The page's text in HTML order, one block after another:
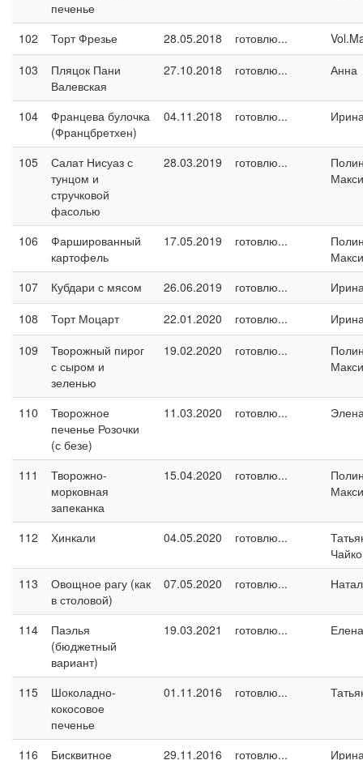
печенье
102 Торт Фрезье 28.05.2018 готовлю...
103
Пляцок Пани
Валевская
27.10.2018 готовлю... Анна
104
Францева булочка
(Францбретхен)
04.11.2018 готовлю...
105
Салат Нисуаз с
тунцом и
стручковой
фасолью
28.03.2019 готовлю...
106
Фаршированный
картофель
17.05.2019 готовлю...
107
Кубдари с мясом 26.06.2019 готовлю...
108
Торт Моцарт 22.01.2020 готовлю...
109
Творожный пирог
с сыром и
зеленью
19.02.2020 готовлю...
110
Творожное
печенье Розочки
(с безе)
11.03.2020 готовлю...
111
Творожно-
морковная
запеканка
15.04.2020 готовлю...
112 Хинкали 04.05.2020 готовлю...
113
Овощное рагу (как
в столовой)
07.05.2020 готовлю...
114
Паэлья
(бюджетный
вариант)
19.03.2021 готовлю... Елена
115
Шоколадно-
кокосовое
печенье
01.11.2016 готовлю...
116
Бисквитное
29.11.2016 готовлю...